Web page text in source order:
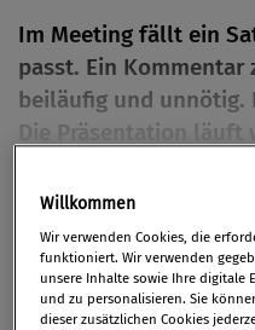
Im Meeting fällt ein
passt. Ein
beiläufig und unnötig.
Die Präsentation
persönlicher als nötig,
Formal betrachtet
greifen lässt, und
dramatisch. Gerade
Willkommen
Wir verwenden Cookies, die
funktioniert. Wir verwenden
unsere Inhalte sowie Ihre digitale
und zu personalisieren. Sie
dieser zusätzlichen Cookies